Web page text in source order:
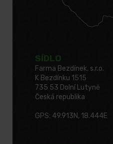
SÍDLO
Farma Bezdínek, s.r.o.
K Bezdínku 1515
735 53 Dolní Lutyně
Česká republika
GPS: 49.913N, 18.444E